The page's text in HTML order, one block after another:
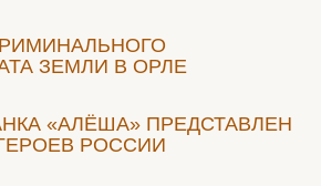
ЗЕМЛИ В ОРЛЕ
«АЛЁША» ПРЕДСТАВЛЕН
РОССИИ